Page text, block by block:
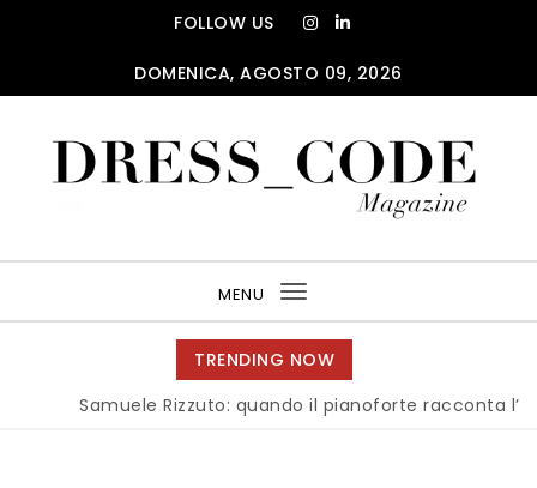
FOLLOW US
DOMENICA, AGOSTO 09, 2026
MENU
Toggle
navigation
TRENDING NOW
Samuele Rizzuto: quando il pianoforte racconta